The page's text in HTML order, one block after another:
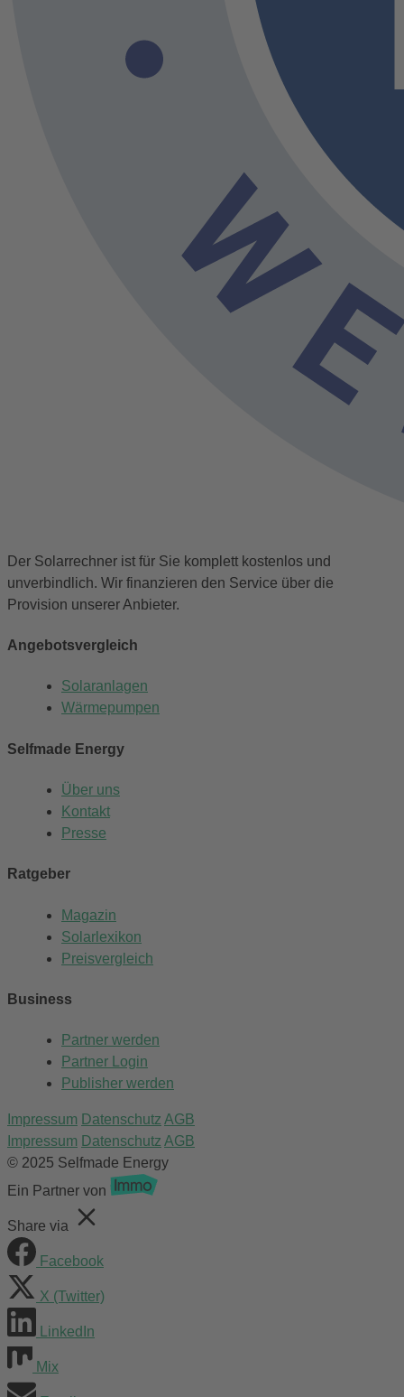
Der Solarrechner ist für Sie komplett kostenlos und
unverbindlich. Wir finanzieren den Service über die
Provision unserer Anbieter.
Angebotsvergleich
Solaranlagen
Wärmepumpen
Selfmade Energy
Über uns
Kontakt
Presse
Ratgeber
Magazin
Solarlexikon
Preisvergleich
Business
Partner werden
Partner Login
Publisher werden
Impressum Datenschutz AGB
Impressum Datenschutz AGB
© 2025 Selfmade Energy
Ein Partner von
Share via
Facebook
X (Twitter)
LinkedIn
Mix